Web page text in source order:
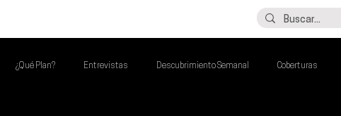
¿Qué Plan? Entrevistas Descubrimiento Semanal Coberturas